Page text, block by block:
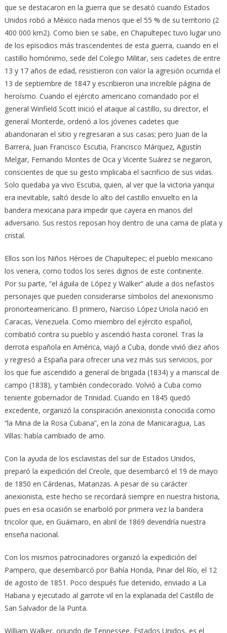
que se destacaron en la guerra que se desató cuando Estados
Unidos robó a México nada menos que el 55 % de su territorio (2
400 000 km2). Como bien se sabe, en Chapultepec tuvo lugar uno
de los episodios más trascendentes de esta guerra, cuando en el
castillo homónimo, sede del Colegio Militar, seis cadetes de entre
13 y 17 años de edad, resistieron con valor la agresión ocurrida el
13 de septiembre de 1847 y escribieron una increíble página de
heroísmo. Cuando el ejército americano comandado por el
general Winfield Scott inició el ataque al castillo, su director, el
general Monterde, ordenó a los jóvenes cadetes que
abandonaran el sitio y regresaran a sus casas; pero Juan de la
Barrera, Juan Francisco Escutia, Francisco Márquez, Agustín
Melgar, Fernando Montes de Oca y Vicente Suárez se negaron,
conscientes de que su gesto implicaba el sacrificio de sus vidas.
Solo quedaba ya vivo Escutia, quien, al ver que la victoria yanqui
era inevitable, saltó desde lo alto del castillo envuelto en la
bandera mexicana para impedir que cayera en manos del
adversario. Sus restos reposan hoy dentro de una cama de plata y
cristal.
Ellos son los Niños Héroes de Chapultepec; el pueblo mexicano
los venera, como todos los seres dignos de este continente.
Por su parte, “el águila de López y Walker” alude a dos nefastos
personajes que pueden considerarse símbolos del anexionismo
pronorteamericano. El primero, Narciso López Uriola nació en
Caracas, Venezuela. Como miembro del ejército español,
combatió contra su pueblo y ascendió hasta coronel. Tras la
derrota española en América, viajó a Cuba, donde vivió diez años
y regresó a España para ofrecer una vez más sus servicios, por
los que fue ascendido a general de brigada (1834) y a mariscal de
campo (1838), y también condecorado. Volvió a Cuba como
teniente gobernador de Trinidad. Cuando en 1845 quedó
excedente, organizó la conspiración anexionista conocida como
“la Mina de la Rosa Cubana”, en la zona de Manicaragua, Las
Villas: había cambiado de amo.
Con la ayuda de los esclavistas del sur de Estados Unidos,
preparó la expedición del Creole, que desembarcó el 19 de mayo
de 1850 en Cárdenas, Matanzas. A pesar de su carácter
anexionista, este hecho se recordará siempre en nuestra historia,
pues en esa ocasión se enarboló por primera vez la bandera
tricolor que, en Guáimaro, en abril de 1869 devendría nuestra
enseña nacional.
Con los mismos patrocinadores organizó la expedición del
Pampero, que desembarcó por Bahía Honda, Pinar del Río, el 12
de agosto de 1851. Poco después fue detenido, enviado a La
Habana y ejecutado al garrote vil en la explanada del Castillo de
San Salvador de la Punta.
William Walker, oriundo de Tennessee, Estados Unidos, es el